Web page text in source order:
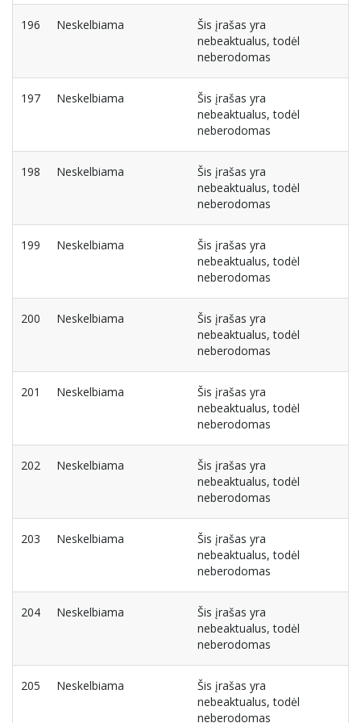
196 Neskelbiama
Šis įrašas yra
nebeaktualus, todėl
neberodomas
197 Neskelbiama
Šis įrašas yra
nebeaktualus, todėl
neberodomas
198 Neskelbiama
Šis įrašas yra
nebeaktualus, todėl
neberodomas
199 Neskelbiama
Šis įrašas yra
nebeaktualus, todėl
neberodomas
200 Neskelbiama
Šis įrašas yra
nebeaktualus, todėl
neberodomas
201 Neskelbiama
Šis įrašas yra
nebeaktualus, todėl
neberodomas
202 Neskelbiama
Šis įrašas yra
nebeaktualus, todėl
neberodomas
203 Neskelbiama
Šis įrašas yra
nebeaktualus, todėl
neberodomas
204 Neskelbiama
Šis įrašas yra
nebeaktualus, todėl
neberodomas
205 Neskelbiama
Šis įrašas yra
nebeaktualus, todėl
neberodomas